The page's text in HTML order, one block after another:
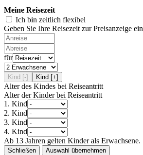
Meine Reisezeit
Ich bin zeitlich flexibel
Geben Sie Ihre Reisezeit zur Preisanzeige ein
für
Kind [-] Kind [+]
Alter des Kindes bei Reiseantritt
Alter der Kinder bei Reiseantritt
1. Kind
2. Kind
3. Kind
4. Kind
Ab 13 Jahren gelten Kinder als Erwachsene.
Schließen Auswahl übernehmen